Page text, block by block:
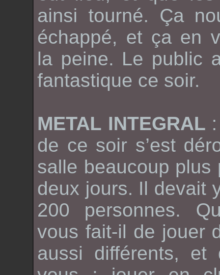
ainsi tourné. Ça
échappé, et ça en
la peine. Le public
fantastique ce soir.
METAL INTEGRAL
de ce soir s’est
salle beaucoup plus
deux jours. Il devait
200 personnes.
vous fait-il de jouer
aussi différents, et